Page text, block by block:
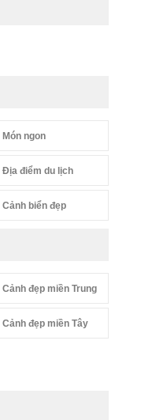
Món ngon
Địa điểm du lịch
Cảnh biển đẹp
Cảnh đẹp miền Trung
Cảnh đẹp miền Tây